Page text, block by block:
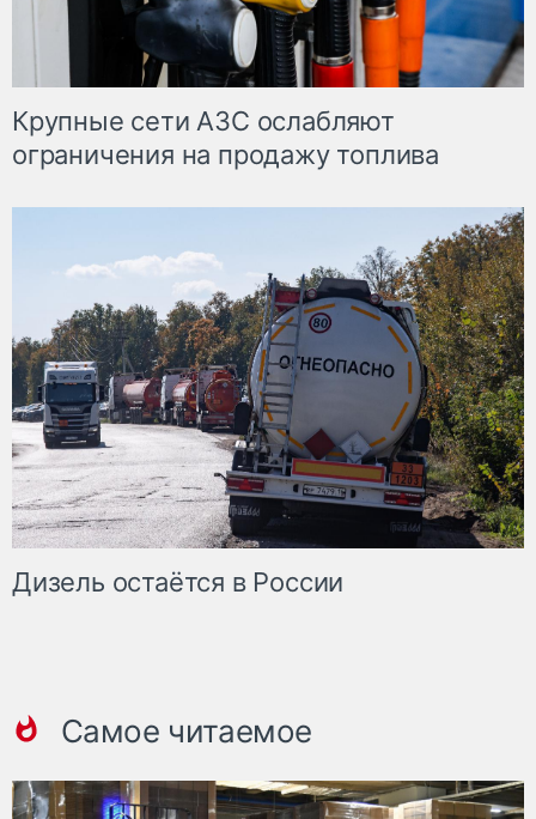
Крупные сети АЗС ослабляют
ограничения на продажу топлива
Дизель остаётся в России
Самое читаемое